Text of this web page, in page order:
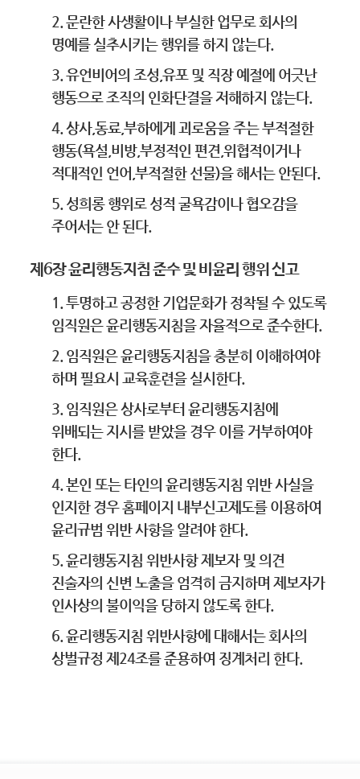
2. 문란한 사생활이나 부실한 업무로 회사의
명예를 실추시키는 행위를 하지 않는다.
3. 유언비어의 조성,유포 및 직장 예절에 어긋난
행동으로 조직의 인화단결을 저해하지 않는다.
4. 상사,동료,부하에게 괴로움을 주는 부적절한
행동(욕설,비방,부정적인 편견,위협적이거나
적대적인 언어,부적절한 선물)을 해서는 안된다.
5. 성희롱 행위로 성적 굴욕감이나 협오감을
주어서는 안 된다.
제6장 윤리행동지침 준수 및 비윤리 행위 신고
1. 투명하고 공정한 기업문화가 정착될 수 있도록
임직원은 윤리행동지침을 자율적으로 준수한다.
2. 임직원은 윤리행동지침을 충분히 이해하여야
하며 필요시 교육훈련을 실시한다.
3. 임직원은 상사로부터 윤리행동지침에
위배되는 지시를 받았을 경우 이를 거부하여야
한다.
4. 본인 또는 타인의 윤리행동지침 위반 사실을
인지한 경우 홈페이지 내부신고제도를 이용하여
윤리규범 위반 사항을 알려야 한다.
5. 윤리행동지침 위반사항 제보자 및 의견
진술자의 신변 노출을 엄격히 금지하며 제보자가
인사상의 불이익을 당하지 않도록 한다.
6. 윤리행동지침 위반사항에 대해서는 회사의
상벌규정 제24조를 준용하여 징계처리 한다.